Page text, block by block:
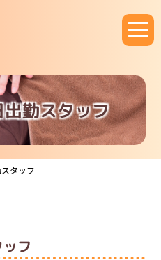
勤スタッフ
タッフ
フ